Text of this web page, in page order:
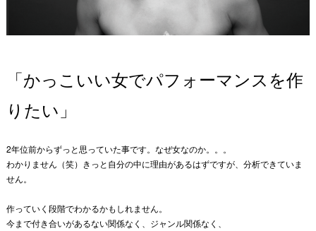
「かっこいい女でパフォーマンスを作
りたい」
2年位前からずっと思っていた事です。なぜ女なのか。。。
わかりません（笑）きっと自分の中に理由があるはずですが、分析できていま
せん。
作っていく段階でわかるかもしれません。
今まで付き合いがあるない関係なく、ジャンル関係なく、